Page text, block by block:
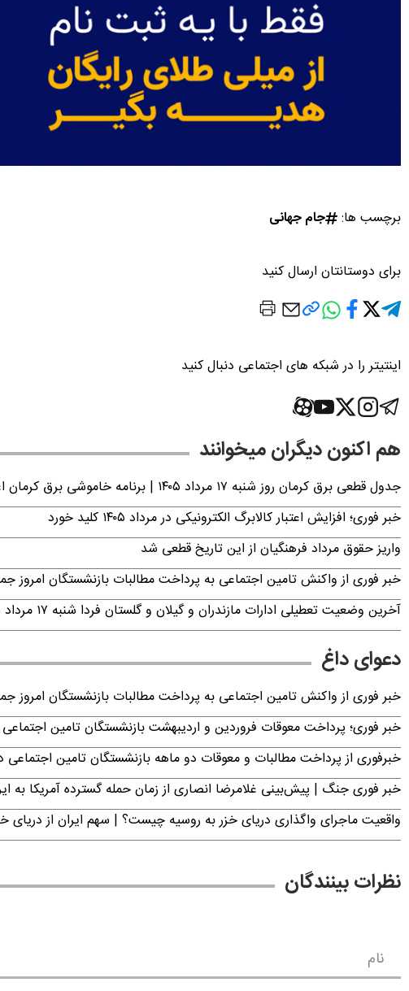
برچسب ها: جام جهانی
برای دوستانتان ارسال کنید
اینتیتر را در شبکه های اجتماعی دنبال کنید
هم اکنون دیگران میخوانند
جدول قطعی برق کرمان روز شنبه ۱۷ مرداد ۱۴۰۵ | برنامه خاموشی برق کرمان اعلام شد
خبر فوری؛ افزایش اعتبار کالابرگ الکترونیکی در مرداد ۱۴۰۵ کلید خورد
واریز حقوق مرداد فرهنگیان از این تاریخ قطعی شد
خبر فوری از واکنش تامین اجتماعی به پرداخت مطالبات بازنشستگان امروز جمعه ۱۶ مرداد
آخرین وضعیت تعطیلی ادارات مازندران و گیلان و گلستان فردا شنبه ۱۷ مرداد ۱۴۰۵
دعوای داغ
خبر فوری از واکنش تامین اجتماعی به پرداخت مطالبات بازنشستگان امروز جمعه ۱۶ مرداد
خبر فوری؛ پرداخت معوقات فروردین و اردیبهشت بازنشستگان تامین
خبرفوری از پرداخت مطالبات و معوقات دو ماهه بازنشستگان تامین اجتماعی در
خبر فوری جنگ | پیش‌بینی غلامرضا انصاری از زمان حمله گسترده آمریکا به
واقعیت ماجرای واگذاری دریای خزر به روسیه چیست؟ | سهم ایران از دریای
نظرات بینندگان
نام